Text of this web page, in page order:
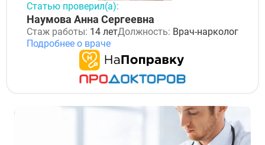
Статью проверил(а):
Наумова Анна Сергеевна
Стаж работы: 14 летДолжность: Врач-нарколог
Подробнее о враче